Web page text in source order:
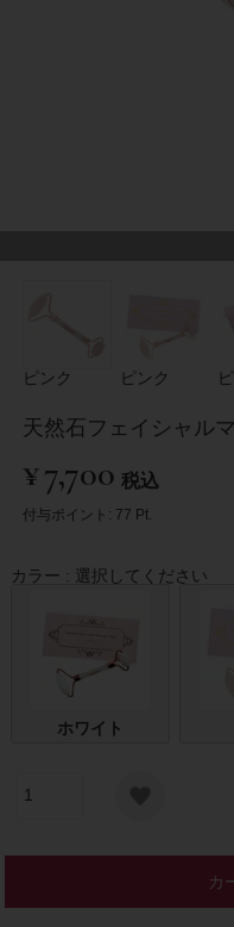
ピンク ピンク
天然石フェイシャル
¥7,700 税込
付与ポイント: 77 Pt.
カラー 選択してください
ホワイト
カ